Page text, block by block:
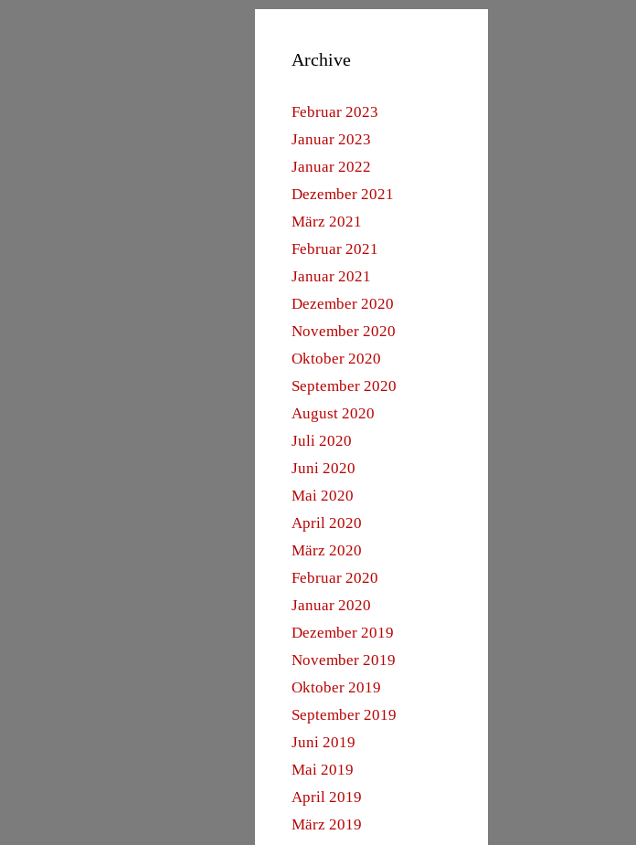
Archive
Februar 2023
Januar 2023
Januar 2022
Dezember 2021
März 2021
Februar 2021
Januar 2021
Dezember 2020
November 2020
Oktober 2020
September 2020
August 2020
Juli 2020
Juni 2020
Mai 2020
April 2020
März 2020
Februar 2020
Januar 2020
Dezember 2019
November 2019
Oktober 2019
September 2019
Juni 2019
Mai 2019
April 2019
März 2019